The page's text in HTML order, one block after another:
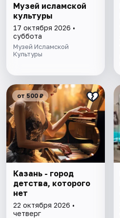
Музей исламской
культуры
17 октября 2026 •
суббота
Музей Исламской
Культуры
от 500 ₽
Казань - город
детства, которого
нет
22 октября 2026 •
четверг